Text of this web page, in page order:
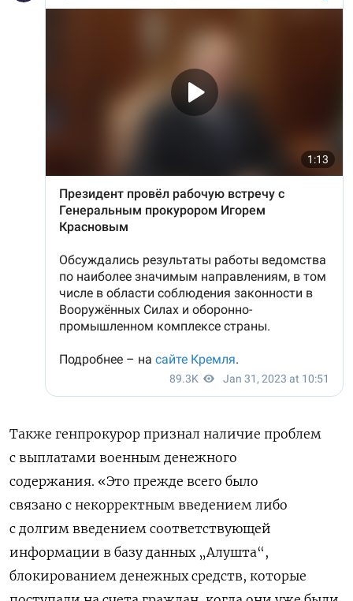
Также генпрокурор признал наличие проблем
с выплатами военным денежного
содержания. «Это прежде всего было
связано с некорректным введением либо
с долгим введением соответствующей
информации в базу данных „Алушта“,
блокированием денежных средств, которые